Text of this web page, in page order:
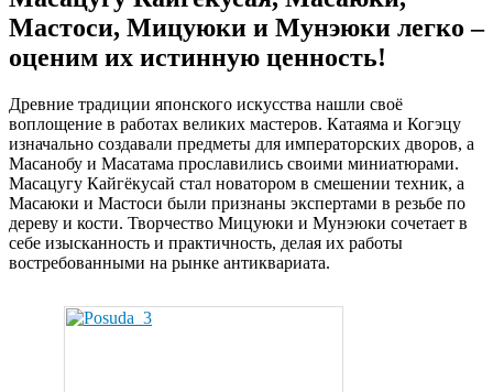
Мастоси, Мицуюки и Мунэюки легко –
оценим их истинную ценность!
Древние традиции японского искусства нашли своё
воплощение в работах великих мастеров. Катаяма и Когэцу
изначально создавали предметы для императорских дворов, а
Масанобу и Масатама прославились своими миниатюрами.
Масацугу Кайгёкусай стал новатором в смешении техник, а
Масаюки и Мастоси были признаны экспертами в резьбе по
дереву и кости. Творчество Мицуюки и Мунэюки сочетает в
себе изысканность и практичность, делая их работы
востребованными на рынке антиквариата.